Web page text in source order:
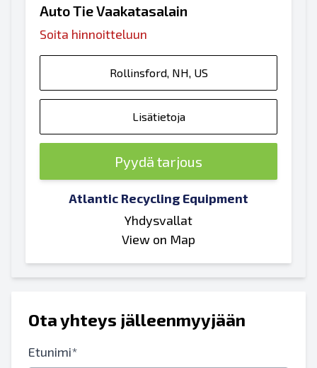
Auto Tie Vaakatasalain
Soita hinnoitteluun
Rollinsford, NH, US
Lisätietoja
Pyydä tarjous
Atlantic Recycling Equipment
Yhdysvallat
View on Map
Ota yhteys jälleenmyyjään
Etunimi*